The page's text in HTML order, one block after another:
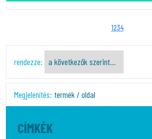
1234
rendezze:
Megjelenítés: termék / oldal
CÍMKÉK